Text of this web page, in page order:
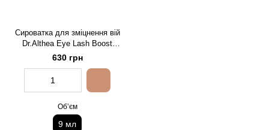
Сироватка для зміцнення вій
Dr.Althea Eye Lash Boost
Serum, 9 мл
630 грн
Обʼєм
9 мл